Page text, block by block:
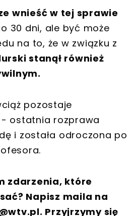
wnieść w tej sprawie
30 dni, ale być może
na to, że w związku z
stanął również
pozostaje
ostatnia rozprawa
i została odroczona po
zdarzenia, które
Napisz maila na
. Przyjrzymy się